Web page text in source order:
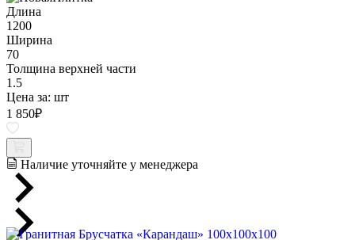
Длина
1200
Ширина
70
Толщина верхней части
1.5
Цена за: шт
1 850₽
Наличие уточняйте у менеджера